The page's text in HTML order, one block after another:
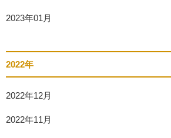
2023年01月
2022年
2022年12月
2022年11月